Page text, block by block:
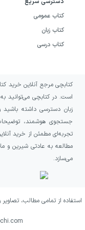
تمرین، کاهش
برای مرورهای
چطور از این
ریاضی و هنگام
ابتدا صورت
را در جای
شود و هم
حین حل به
یک نوع سؤال
همان
به آزمون‌های
کتاب عمومی
کتاب زبان
کتاب درسی
کتابچی مرجع آنلاین خرید
است. در کتابچی می‌توانید
زبان دسترسی داشته باشید
جستجوی هوشمند،
تجربه‌ای مطمئن از خرید
مطالعه به عادتی شیرین و
می‌سازد.
استفاده از تمامی مطالب،